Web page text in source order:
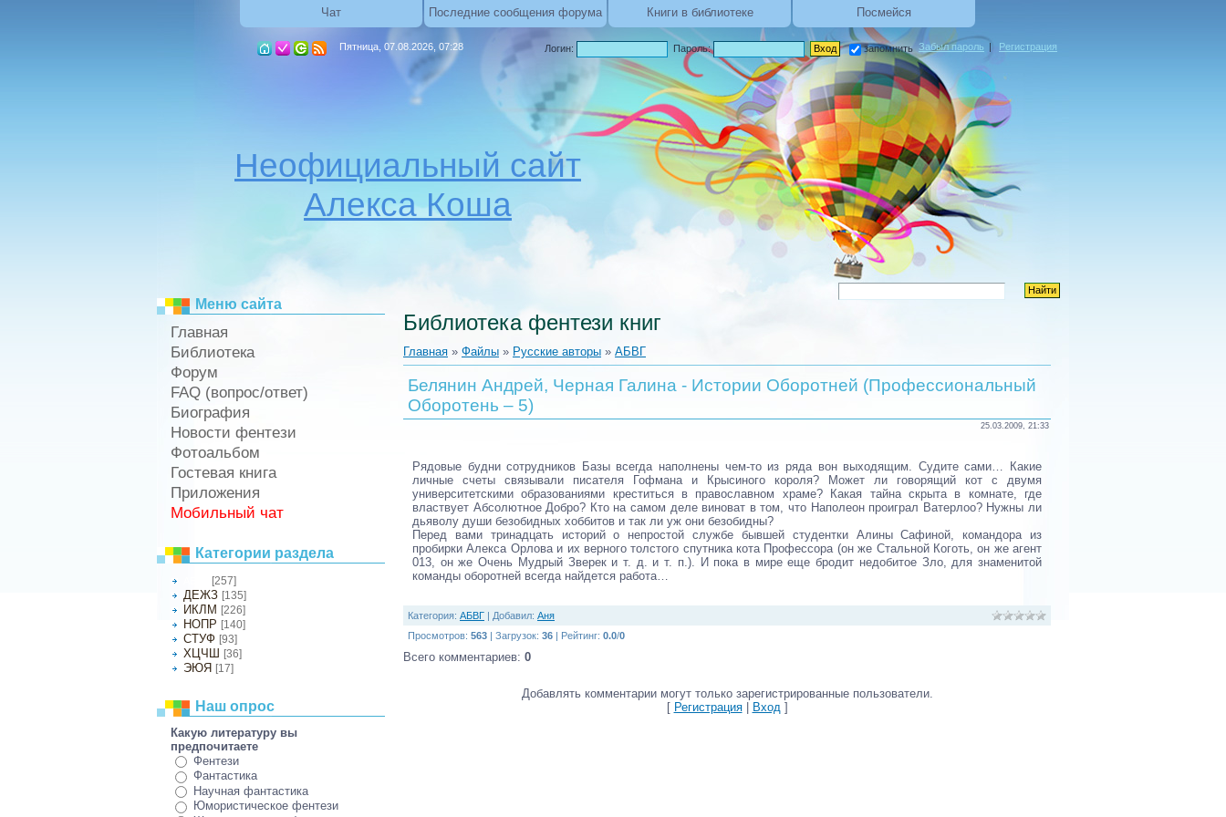
Чат Последние сообщения форума Книги в библиотеке Посмейся
Пятница, 07.08.2026, 07:28
Неофициальный сайт
Алекса Коша
Логин: Пароль: запомнить Забыл пароль | Регистрация
Меню сайта
Главная
Библиотека
Форум
FAQ (вопрос/ответ)
Биография
Новости фентези
Фотоальбом
Гостевая книга
Приложения
Мобильный чат
Категории раздела
[257]
ДЕЖЗ [135]
ИКЛМ [226]
НОПР [140]
СТУФ [93]
ХЦЧШ [36]
ЭЮЯ [17]
Наш опрос
Какую литературу вы
предпочитаете
Фентези
Фантастика
Научная фантастика
Юмористическое фентези
Библиотека фентези книг
Главная » Файлы » Русские авторы » АБВГ
Белянин Андрей, Черная Галина - Истории Оборотней (Профессиональный
Оборотень – 5)
25.03.2009, 21:33
Рядовые будни сотрудников Базы всегда наполнены чем-то из ряда вон выходящим. Судите сами… Какие
личные счеты связывали писателя Гофмана и Крысиного короля? Может ли говорящий кот с двумя
университетскими образованиями креститься в православном храме? Какая тайна скрыта в комнате, где
властвует Абсолютное Добро? Кто на самом деле виноват в том, что Наполеон проиграл Ватерлоо? Нужны ли
дьяволу души безобидных хоббитов и так ли уж они безобидны?
Перед вами тринадцать историй о непростой службе бывшей студентки Алины Сафиной, командора из
пробирки Алекса Орлова и их верного толстого спутника кота Профессора (он же Стальной Коготь, он же агент
013, он же Очень Мудрый Зверек и т. д. и т. п.). И пока в мире еще бродит недобитое Зло, для знаменитой
команды оборотней всегда найдется работа…
Категория: АБВГ Добавил: Аня
Просмотров: 563 Загрузок: 36 Рейтинг: 0.0/0
Всего комментариев: 0
Добавлять комментарии могут только зарегистрированные пользователи.
[ Регистрация| Вход]